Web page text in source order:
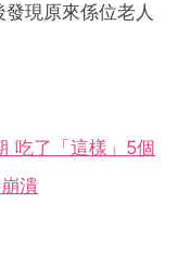
現原來係位老人
吃了「這樣」5個
潰